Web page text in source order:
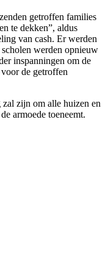
getroffen families
te dekken”, aldus
van cash. Er werden
werden opnieuw
inspanningen om de
de getroffen
zijn om alle huizen en
armoede toeneemt.